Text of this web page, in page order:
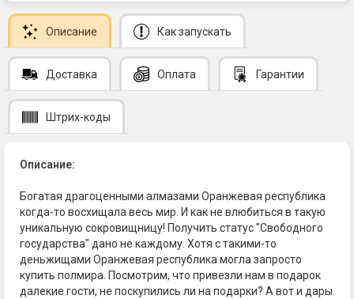
Описание Как запускать
Доставка Оплата Гарантии
Штрих-коды
Описание:
Богатая драгоценными алмазами Оранжевая республика
когда-то восхищала весь мир. И как не влюбиться в такую
уникальную сокровищницу! Получить статус "Свободного
государства" дано не каждому. Хотя с такими-то
деньжищами Оранжевая республика могла запросто
купить полмира. Посмотрим, что привезли нам в подарок
далекие гости, не поскупились ли на подарки? А вот и дары